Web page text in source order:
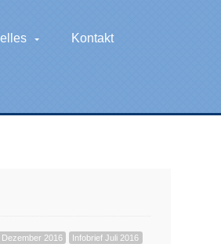
Kontakt
Dezember 2016 Infobrief Juli 2016